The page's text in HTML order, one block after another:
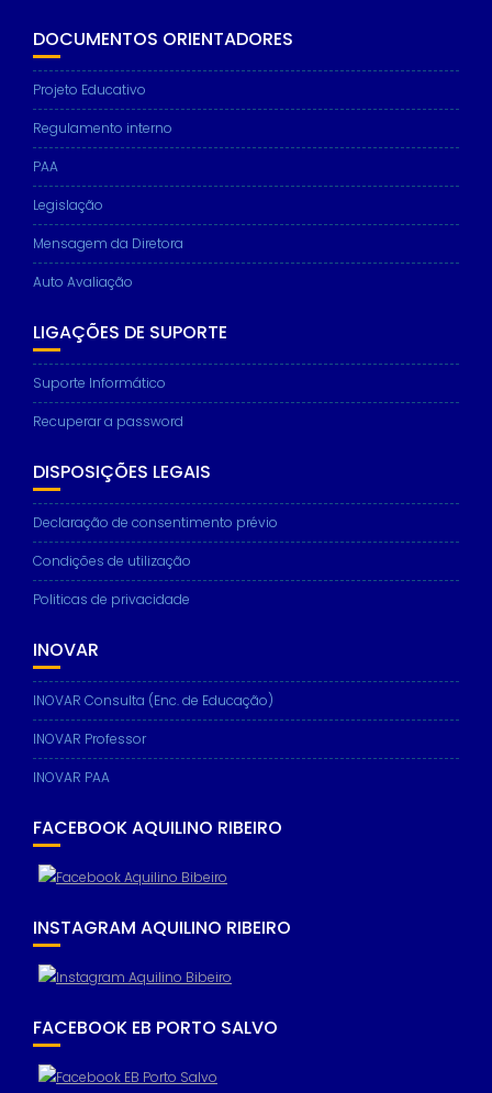
DOCUMENTOS ORIENTADORES
Projeto Educativo
Regulamento interno
PAA
Legislação
Mensagem da Diretora
Auto Avaliação
LIGAÇÕES DE SUPORTE
Suporte Informático
Recuperar a password
DISPOSIÇÕES LEGAIS
Declaração de consentimento prévio
Condições de utilização
Politicas de privacidade
INOVAR
INOVAR Consulta (Enc. de Educação)
INOVAR Professor
INOVAR PAA
FACEBOOK AQUILINO RIBEIRO
INSTAGRAM AQUILINO RIBEIRO
FACEBOOK EB PORTO SALVO
Necessary
These
cookies are
not
needed for
the website
to function.
In order for
us to
improve the
website's
functionality
and
based on
website is
used.
Experience
In order for
our website
as well as
possible
visit. If you
cookies,
some
will
website.